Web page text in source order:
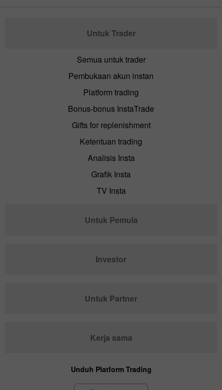
Untuk Trader
Semua untuk trader
Pembukaan akun instan
Platform trading
Bonus-bonus InstaTrade
Gifts for replenishment
Ketentuan trading
Analisis Insta
Grafik Insta
TV Insta
Untuk Pemula
Investor
Untuk Partner
Kerja sama
Unduh Platform Trading